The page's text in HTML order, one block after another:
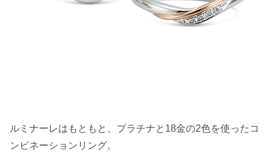
ルミナーレはもともと、プラチナと18金の2色を使ったコ
ンビネーションリング。